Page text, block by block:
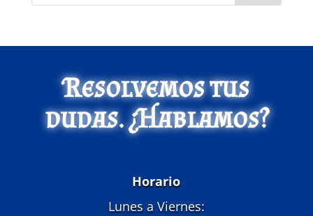
Resolvemos tus
dudas. ¿Hablamos?
Horario
Lunes a Viernes: